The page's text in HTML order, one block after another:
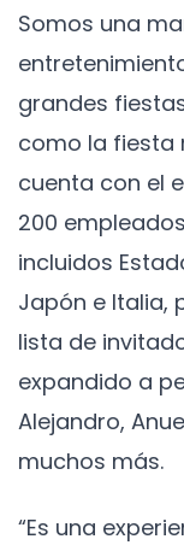
Somos una
grandes
como la fiesta
cuenta con el
200
incluidos
Japón e Italia,
lista de
expandido a
Alejandro,
muchos más.
“Es una